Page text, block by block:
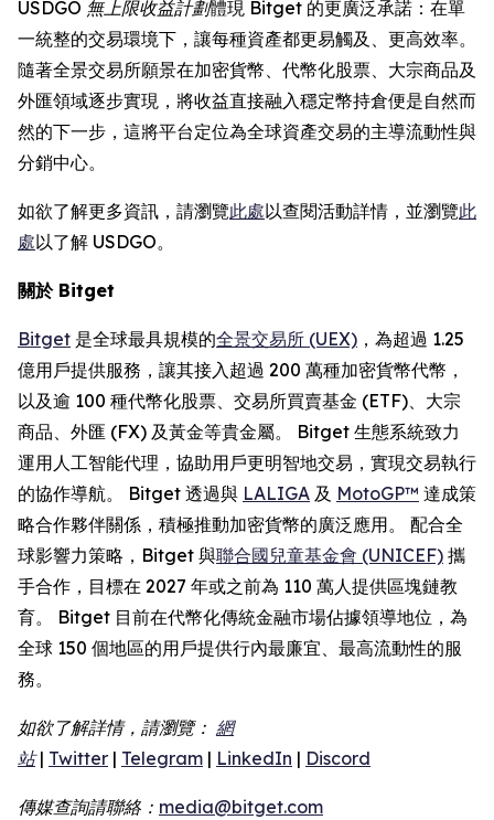
USDGO 無上限收益計劃體現 Bitget 的更廣泛承諾：在單
一統整的交易環境下，讓每種資產都更易觸及、更高效率。
隨著全景交易所願景在加密貨幣、代幣化股票、大宗商品及
外匯領域逐步實現，將收益直接融入穩定幣持倉便是自然而
然的下一步，這將平台定位為全球資產交易的主導流動性與
分銷中心。
如欲了解更多資訊，請瀏覽此處以查閱活動詳情，並瀏覽此
處以了解 USDGO。
關於 Bitget
Bitget 是全球最具規模的全景交易所 (UEX) ，為超過 1.25
億用戶提供服務，讓其接入超過 200 萬種加密貨幣代幣，
以及逾 100 種代幣化股票、交易所買賣基金 (ETF)、大宗
商品、外匯 (FX) 及黃金等貴金屬。 Bitget 生態系統致力
運用人工智能代理，協助用戶更明智地交易，實現交易執行
的協作導航。 Bitget 透過與 LALIGA 及 MotoGP™ 達成策
略合作夥伴關係，積極推動加密貨幣的廣泛應用。 配合全
球影響力策略，Bitget 與聯合國兒童基金會 (UNICEF) 攜
手合作，目標在 2027 年或之前為 110 萬人提供區塊鏈教
育。 Bitget 目前在代幣化傳統金融市場佔據領導地位，為
全球 150 個地區的用戶提供行內最廉宜、最高流動性的服
務。
如欲了解詳情，請瀏覽： 網
站| Twitter | Telegram | LinkedIn | Discord
傳媒查詢請聯絡： media@bitget.com